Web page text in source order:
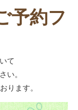
予約フ
て
い。
ります。